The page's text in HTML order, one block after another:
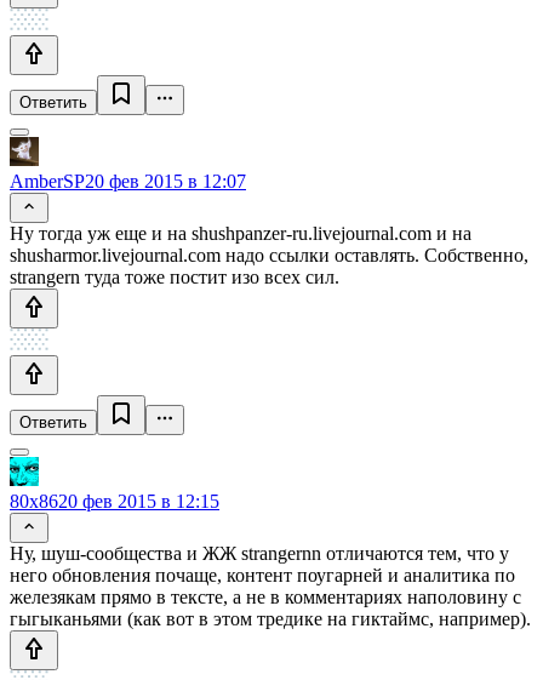
Ответить
AmberSP20 фев 2015 в 12:07
Ну тогда уж еще и на shushpanzer-ru.livejournal.com и на
shusharmor.livejournal.com надо ссылки оставлять. Собственно,
strangern туда тоже постит изо всех сил.
Ответить
80x8620 фев 2015 в 12:15
Ну, шуш-сообщества и ЖЖ strangernn отличаются тем, что у
него обновления почаще, контент поугарней и аналитика по
железякам прямо в тексте, а не в комментариях наполовину с
гыгыканьями (как вот в этом тредике на гиктаймс, например).